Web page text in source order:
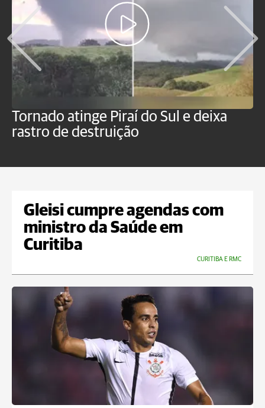
Tornado atinge Piraí do Sul e deixa
rastro de destruição
Gleisi cumpre agendas com
ministro da Saúde em
Curitiba
CURITIBA E RMC